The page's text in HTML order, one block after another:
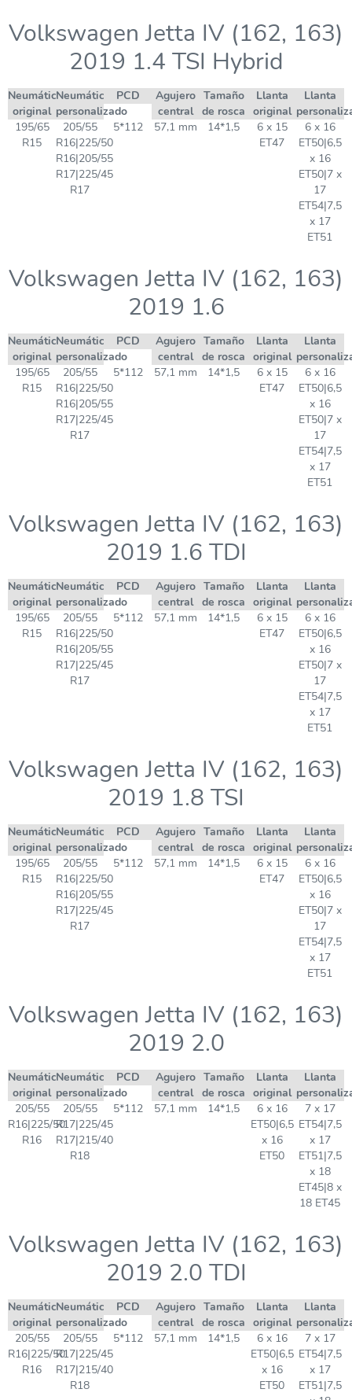
Volkswagen Jetta IV (162, 163)
2019 1.4 TSI Hybrid
Neumático
original
Neumático
personalizado
PCD
Agujero
central
Tamaño
de rosca
Llanta
original
Llanta
195/65
R15
205/55
R16|225/50
R16|205/55
R17|225/45
R17
5*112 57,1 mm 14*1,5
6 x 15
ET47
6 x 16
ET50|6,5
x 16
ET50|7 x
17
ET54|7,5
x 17
ET51
Volkswagen Jetta IV (162, 163)
2019 1.6
Neumático
original
Neumático
personalizado
PCD
Agujero
central
Tamaño
de rosca
Llanta
original
Llanta
195/65
R15
205/55
R16|225/50
R16|205/55
R17|225/45
R17
5*112 57,1 mm 14*1,5
6 x 15
ET47
6 x 16
ET50|6,5
x 16
ET50|7 x
17
ET54|7,5
x 17
ET51
Volkswagen Jetta IV (162, 163)
2019 1.6 TDI
Neumático
original
Neumático
personalizado
PCD
Agujero
central
Tamaño
de rosca
Llanta
original
Llanta
195/65
R15
205/55
R16|225/50
R16|205/55
R17|225/45
R17
5*112 57,1 mm 14*1,5
6 x 15
ET47
6 x 16
ET50|6,5
x 16
ET50|7 x
17
ET54|7,5
x 17
ET51
Volkswagen Jetta IV (162, 163)
2019 1.8 TSI
Neumático
original
Neumático
personalizado
PCD
Agujero
central
Tamaño
de rosca
Llanta
original
Llanta
195/65
R15
205/55
R16|225/50
R16|205/55
R17|225/45
R17
5*112 57,1 mm 14*1,5
6 x 15
ET47
6 x 16
ET50|6,5
x 16
ET50|7 x
17
ET54|7,5
x 17
ET51
Volkswagen Jetta IV (162, 163)
2019 2.0
Neumático
original
Neumático
personalizado
PCD
Agujero
central
Tamaño
de rosca
Llanta
original
Llanta
205/55
R16|225/50
R16
205/55
R17|225/45
R17|215/40
R18
5*112 57,1 mm 14*1,5
6 x 16
ET50|6,5
x 16
ET50
7 x 17
ET54|7,5
x 17
ET51|7,5
x 18
ET45|8 x
18 ET45
Volkswagen Jetta IV (162, 163)
2019 2.0 TDI
Neumático
original
Neumático
personalizado
PCD
Agujero
central
Tamaño
de rosca
Llanta
original
Llanta
205/55
R16|225/50
R16
205/55
R17|225/45
R17|215/40
R18
5*112 57,1 mm 14*1,5
6 x 16
ET50|6,5
x 16
ET50
7 x 17
ET54|7,5
x 17
ET51|7,5